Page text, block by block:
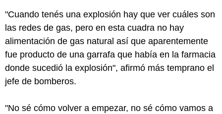
"Cuando tenés una explosión hay que ver cuáles son
las redes de gas, pero en esta cuadra no hay
alimentación de gas natural así que aparentemente
fue producto de una garrafa que había en la farmacia
donde sucedió la explosión", afirmó más temprano el
jefe de bomberos.
"No sé cómo volver a empezar, no sé cómo vamos a